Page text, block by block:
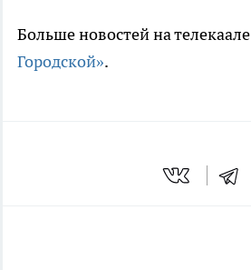
Больше новостей на телекаале
Городской».